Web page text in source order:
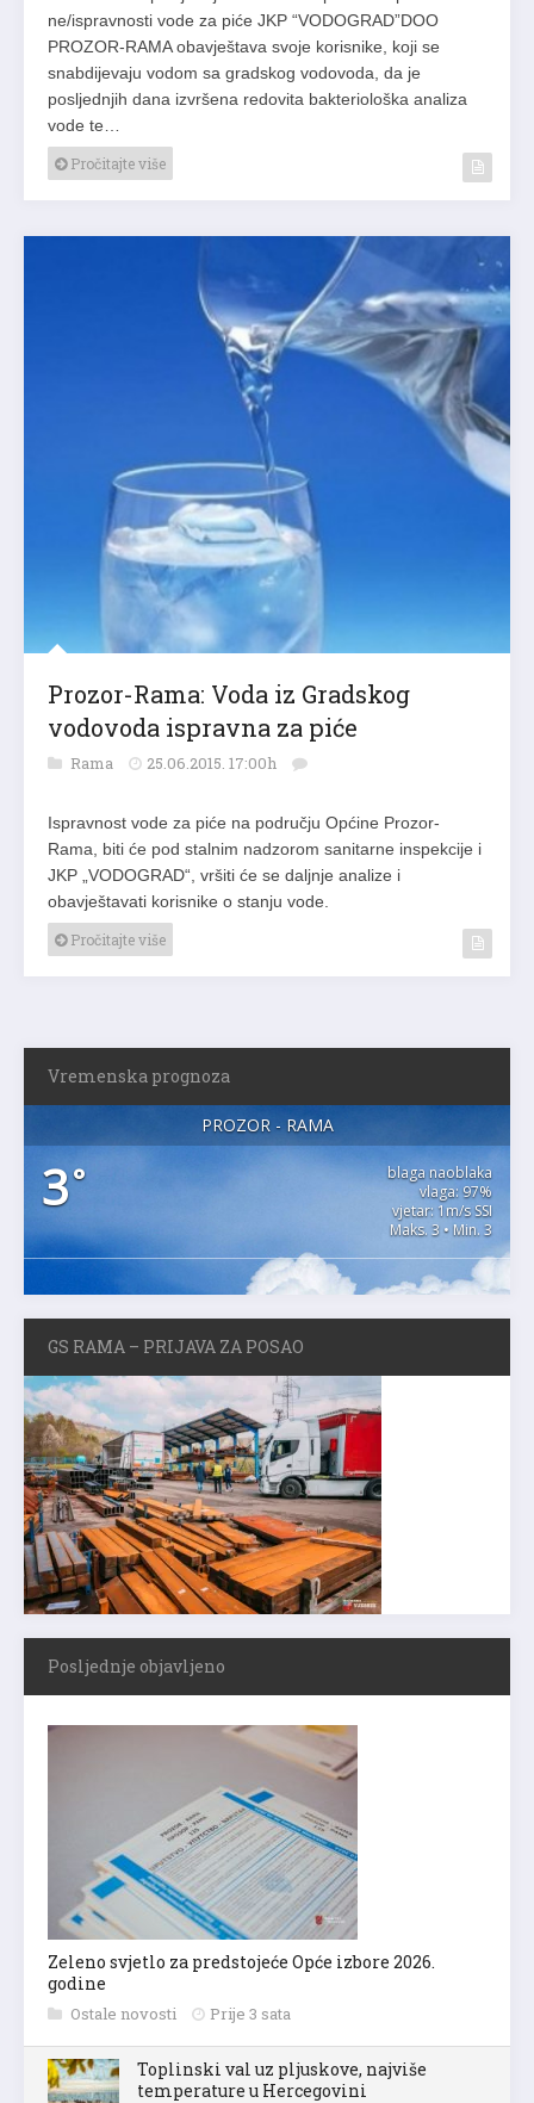
ne/ispravnosti vode za piće JKP “VODOGRAD”DOO
PROZOR-RAMA obavještava svoje korisnike, koji se
snabdijevaju vodom sa gradskog vodovoda, da je
posljednjih dana izvršena redovita bakteriološka analiza
vode te…
Pročitajte više
Prozor-Rama: Voda iz Gradskog
vodovoda ispravna za piće
Rama 25.06.2015. 17:00h
Ispravnost vode za piće na području Općine Prozor-
Rama, biti će pod stalnim nadzorom sanitarne inspekcije i
JKP „VODOGRAD“, vršiti će se daljnje analize i
obavještavati korisnike o stanju vode.
Pročitajte više
Vremenska prognoza
PROZOR - RAMA
3°
blaga naoblaka
vlaga: 97%
vjetar: 1m/s SSI
Maks. 3 • Min. 3
GS RAMA – PRIJAVA ZA POSAO
Posljednje objavljeno
Zeleno svjetlo za predstojeće Opće izbore 2026.
godine
Ostale novosti Prije 3 sata
Toplinski val uz pljuskove, najviše
temperature u Hercegovini